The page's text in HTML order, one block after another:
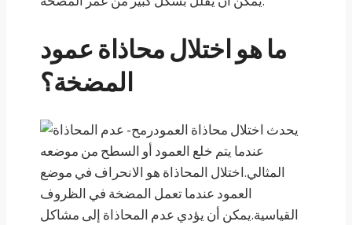
ما هو اختلال محاذاة عمود
المضخة؟
يحدث اختلال محاذاة العمود
عندما يتم خلع العمود أو السطح من موضعه
المثالي.اختلال المحاذاة هو الانحراف في موضع
العمود عندما تعمل المضخة في الظروف
القياسية.يمكن أن يؤدي عدم المحاذاة إلى مشاكل